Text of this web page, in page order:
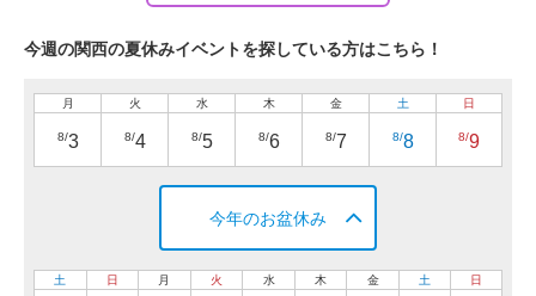
今週の関西の夏休みイベントを探している方はこちら！
月
8/3
火
8/4
水
8/5
木
8/6
金
8/7
土
8/8
日
8/9
今年のお盆休み
土 日 月 火 水 木 金 土 日